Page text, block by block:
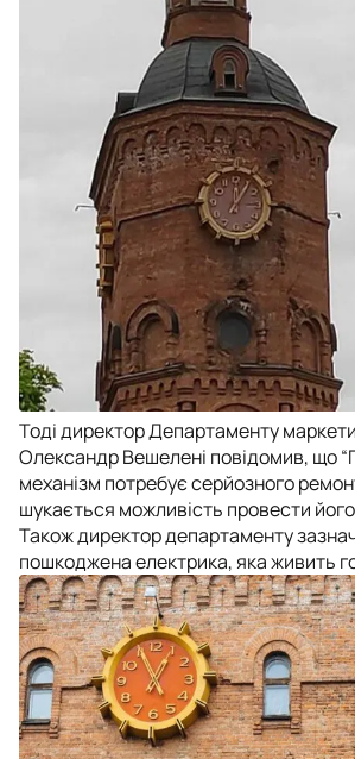
Тоді директор Департаменту
Олександр Вешелені повідомив, що
механізм потребує серйозного
шукається можливість провести
Також директор департаменту
пошкоджена електрика, яка живить